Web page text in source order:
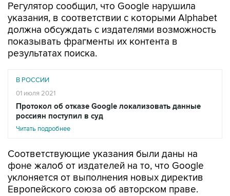
Регулятор сообщил, что Google нарушила
указания, в соответствии с которыми Alphabet
должна обсуждать с издателями возможность
показывать фрагменты их контента в
результатах поиска.
В РОССИИ
01 июля 2021
Протокол об отказе Google локализовать данные
россиян поступил в суд
Читать подробнее
Соответствующие указания были даны на
фоне жалоб от издателей на то, что Google
уклоняется от выполнения новых директив
Европейского союза об авторском праве.